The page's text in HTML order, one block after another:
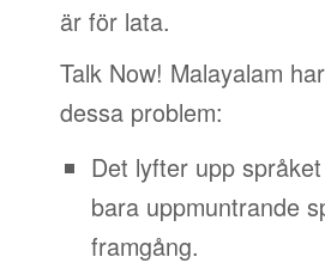
är för lata.
Talk Now! Malayalam
dessa problem:
Det lyfter upp
bara uppmuntrande
framgång.